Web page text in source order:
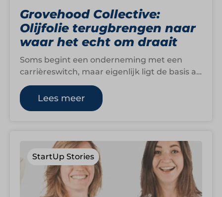
Grovehood Collective:
Olijfolie terugbrengen naar
waar het echt om draait
Soms begint een onderneming met een
carrièreswitch, maar eigenlijk ligt de basis al
veel langer. Voor Güliz Mutlu begon dat…
Lees meer
StartUp Stories